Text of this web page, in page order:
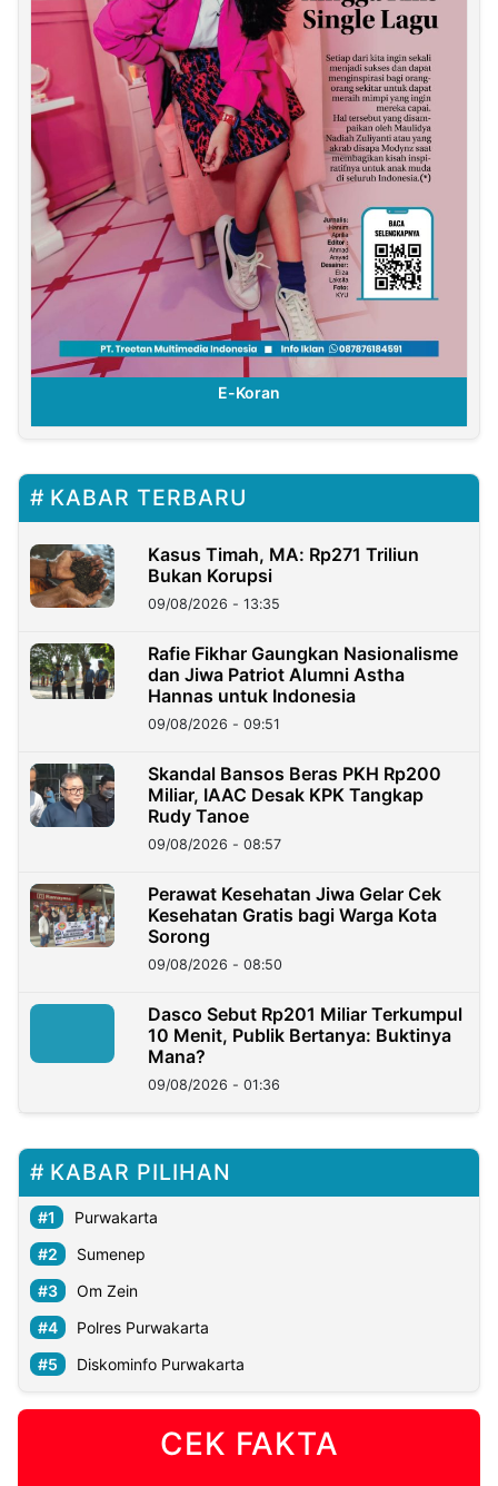
E-Koran
KABAR TERBARU
Kasus Timah, MA: Rp271 Triliun
Bukan Korupsi
09/08/2026 - 13:35
Rafie Fikhar Gaungkan Nasionalisme
dan Jiwa Patriot Alumni Astha
Hannas untuk Indonesia
09/08/2026 - 09:51
Skandal Bansos Beras PKH Rp200
Miliar, IAAC Desak KPK Tangkap
Rudy Tanoe
09/08/2026 - 08:57
Perawat Kesehatan Jiwa Gelar Cek
Kesehatan Gratis bagi Warga Kota
Sorong
09/08/2026 - 08:50
Dasco Sebut Rp201 Miliar Terkumpul
10 Menit, Publik Bertanya: Buktinya
Mana?
09/08/2026 - 01:36
KABAR PILIHAN
Purwakarta
Sumenep
Om Zein
Polres Purwakarta
Diskominfo Purwakarta
CEK FAKTA